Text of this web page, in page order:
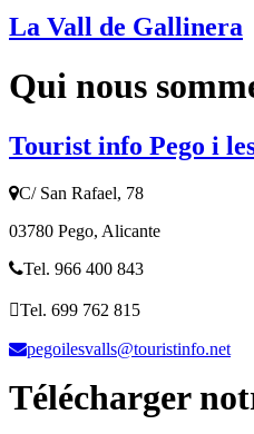
La Vall de Gallinera
Qui nous
Tourist info Pego i
C/ San Rafael, 78
03780 Pego, Alicante
Tel. 966 400 843
Tel. 699 762 815
pegoilesvalls@touristinfo.net
Télécharger